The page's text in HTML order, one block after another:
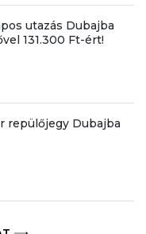
utazás Dubajba
131.300 Ft-ért!
repülőjegy Dubajba